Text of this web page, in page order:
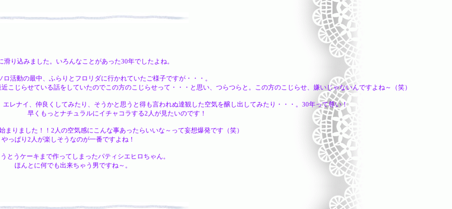
り込みました。いろんなことがあった30年でしたよね。
動の最中、ふらりとフロリダに行かれていたご様子ですが・・・。
いたのでこの方のこじらせって・・・と思い、つらつらと。この方のこじらせ、嫌いじゃないんですよね～（笑）
ナイ、仲良くしてみたり、そうかと思うと得も言われぬ達観した空気を醸し出してみたり・・・。30年って尊い！
ルにイチャコラする2人が見たいのです！
りました！！2人の空気感にこんな事あったらいいな～って妄想爆発です（笑）
うなのが一番ですよね！
うケーキまで作ってしまったパティシエヒロちゃん。
来ちゃう男ですね～。